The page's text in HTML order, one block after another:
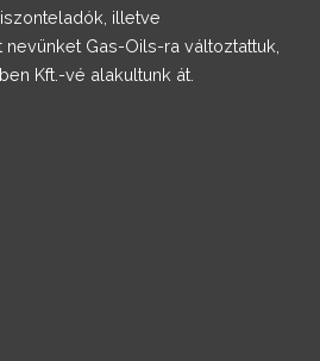
illetve
Gas-Oils-ra változtattuk,
Kft.-vé alakultunk át.